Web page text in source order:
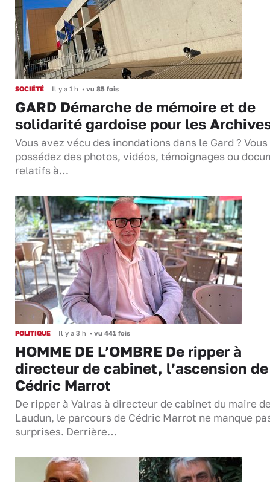
SOCIÉTÉ Il y a 1 h • vu 85 fois
GARD Démarche de mémoire et de
solidarité gardoise pour les
Vous avez vécu des inondations dans le Gard ? Vous
possédez des photos, vidéos, témoignages ou
relatifs à…
POLITIQUE Il y a 3 h • vu 441 fois
HOMME DE L’OMBRE De ripper à
directeur de cabinet, l’ascension de
Cédric Marrot
De ripper à Valras à directeur de cabinet du maire
Laudun, le parcours de Cédric Marrot ne manque
surprises. Derrière…